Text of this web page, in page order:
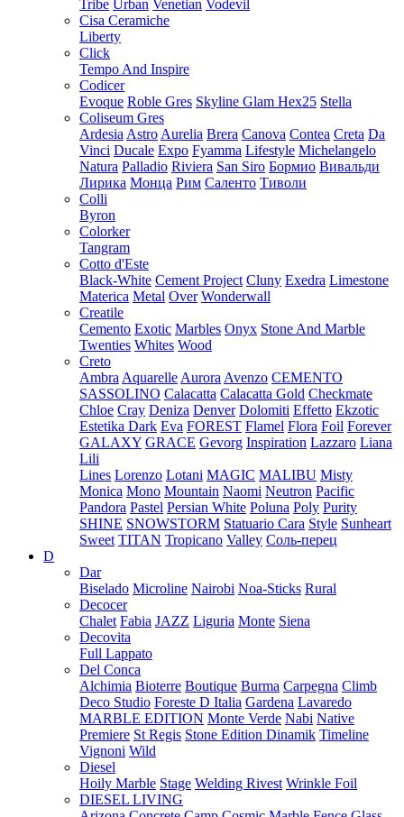
Tribe Urban Venetian Vodevil
Cisa Ceramiche
Liberty
Click
Tempo And Inspire
Codicer
Evoque Roble Gres Skyline Glam Hex25 Stella
Coliseum Gres
Ardesia Astro Aurelia Brera Canova Contea Creta Da
Vinci Ducale Expo Fyamma Lifestyle Michelangelo
Natura Palladio Riviera San Siro Бормио Вивальди
Лирика Монца Рим Саленто Тиволи
Colli
Byron
Colorker
Tangram
Cotto d'Este
Black-White Cement Project Cluny Exedra Limestone
Materica Metal Over Wonderwall
Creatile
Cemento Exotic Marbles Onyx Stone And Marble
Twenties Whites Wood
Creto
Ambra Aquarelle Aurora Avenzo CEMENTO
SASSOLINO Calacatta Calacatta Gold Checkmate
Chloe Cray Deniza Denver Dolomiti Effetto Ekzotic
Estetika Dark Eva FOREST Flamel Flora Foil Forever
GALAXY GRACE Gevorg Inspiration Lazzaro Liana
Lili
Lines Lorenzo Lotani MAGIC MALIBU Misty
Monica Mono Mountain Naomi Neutron Pacific
Pandora Pastel Persian White Poluna Poly Purity
SHINE SNOWSTORM Statuario Cara Style Sunheart
Sweet TITAN Tropicano Valley Соль-перец
D
Dar
Biselado Microline Nairobi Noa-Sticks Rural
Decocer
Chalet Fabia JAZZ Liguria Monte Siena
Decovita
Full Lappato
Del Conca
Alchimia Bioterre Boutique Burma Carpegna Climb
Deco Studio Foreste D Italia Gardena Lavaredo
MARBLE EDITION Monte Verde Nabi Native
Premiere St Regis Stone Edition Dinamik Timeline
Vignoni Wild
Diesel
Hoily Marble Stage Welding Rivest Wrinkle Foil
DIESEL LIVING